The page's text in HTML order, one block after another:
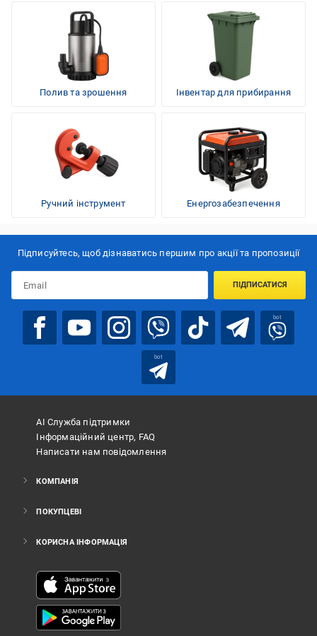
Полив та зрошення Інвентар для прибирання
Ручний інструмент Енергозабезпечення
Підписуйтесь, щоб дізнаватись першим про акції та пропозиції
ПІДПИСАТИСЯ
bot
bot
АІ Служба підтримки
Інформаційний центр, FAQ
Написати нам повідомлення
КОМПАНІЯ
ПОКУПЦЕВІ
КОРИСНА ІНФОРМАЦІЯ